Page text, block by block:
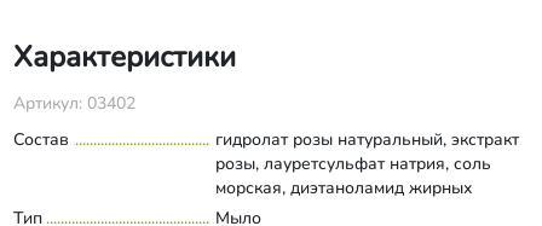
Характеристики
Артикул: 03402
Состав
гидролат розы натуральный, экстракт
розы, лауретсульфат натрия, соль
морская, диэтаноламид жирных
кислот кокосового масла, глицерин,
Развернуть состав
Тип
Мыло